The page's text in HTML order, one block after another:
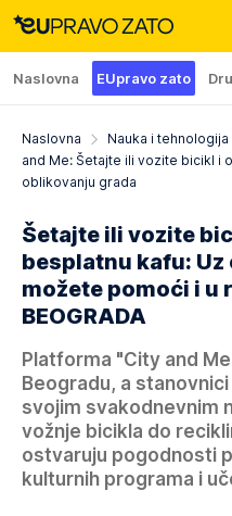
Naslovna EUpravo zato
Naslovna Nauka i tehnologija
and Me: Šetajte ili vozite bicikl i
oblikovanju grada
Šetajte ili vozite
besplatnu kafu:
možete pomoći i u
BEOGRADA
Platforma "City and
Beogradu, a
svojim svakodnevnim
vožnje bicikla do
ostvaruju pogodnosti
kulturnih programa i